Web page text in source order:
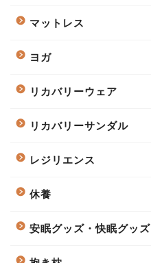
マットレス
ヨガ
リカバリーウェア
リカバリーサンダル
レジリエンス
休養
安眠グッズ・快眠グッズ